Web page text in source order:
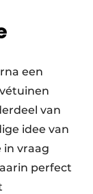
een
van
idee van
in vraag
perfect